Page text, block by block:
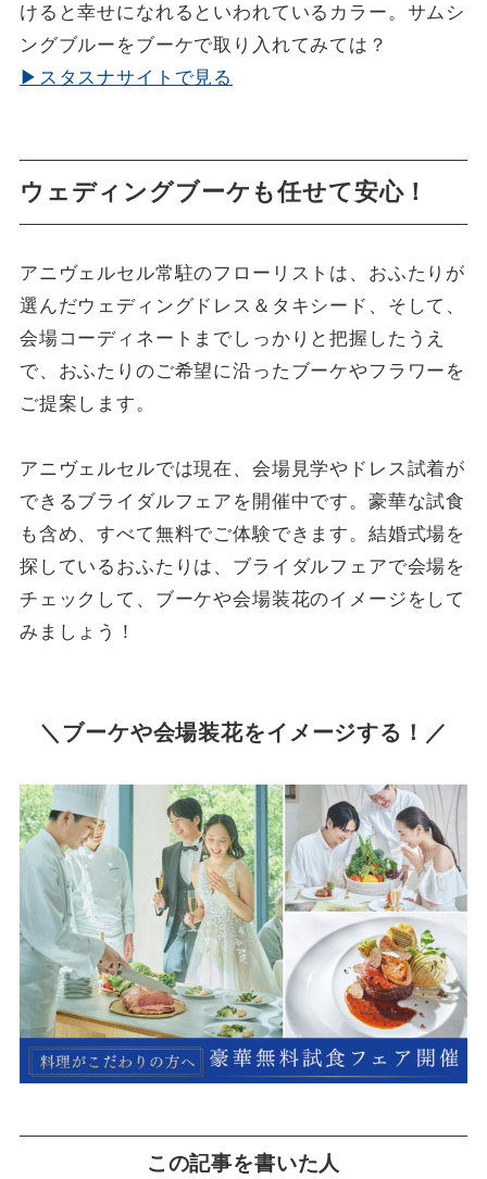
けると幸せになれるといわれているカラー。サムシ
ングブルーをブーケで取り入れてみては？
▶スタスナサイトで見る
ウェディングブーケも任せて安心！
アニヴェルセル常駐のフローリストは、おふたりが
選んだウェディングドレス＆タキシード、そして、
会場コーディネートまでしっかりと把握したうえ
で、おふたりのご希望に沿ったブーケやフラワーを
ご提案します。
アニヴェルセルでは現在、会場見学やドレス試着が
できるブライダルフェアを開催中です。豪華な試食
も含め、すべて無料でご体験できます。結婚式場を
探しているおふたりは、ブライダルフェアで会場を
チェックして、ブーケや会場装花のイメージをして
みましょう！
＼ブーケや会場装花をイメージする！ ／
この記事を書いた人